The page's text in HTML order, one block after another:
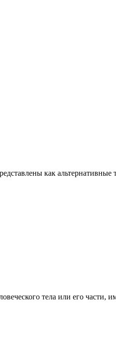
как альтернативные
тела или его части,